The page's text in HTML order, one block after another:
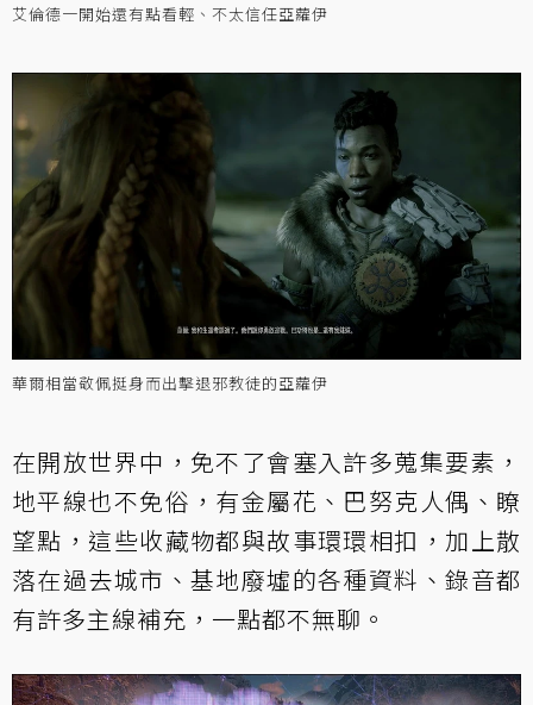
艾倫德一開始還有點看輕、不太信任亞蘿伊
華爾相當敬佩挺身而出擊退邪教徒的亞蘿伊
在開放世界中，免不了會塞入許多蒐集要素，
地平線也不免俗，有金屬花、巴努克人偶、瞭
望點，這些收藏物都與故事環環相扣，加上散
落在過去城市、基地廢墟的各種資料、錄音都
有許多主線補充，一點都不無聊。